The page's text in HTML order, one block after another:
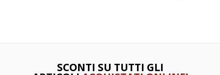
SCONTI SU TUTTI GLI